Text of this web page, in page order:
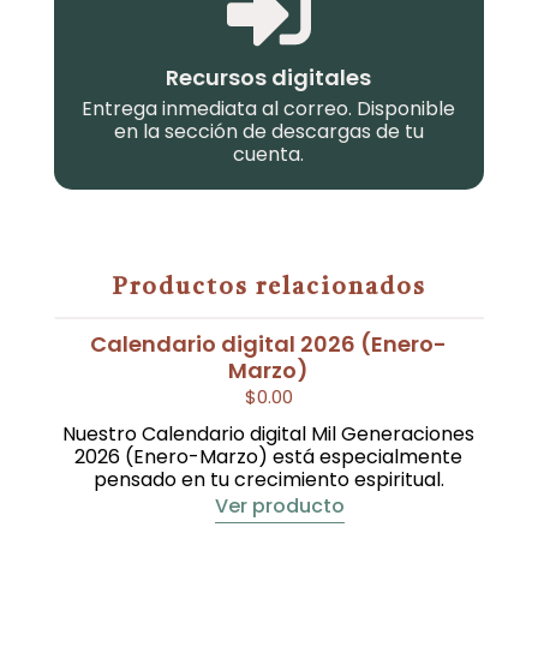
Recursos digitales
Entrega inmediata al correo. Disponible
en la sección de descargas de tu
cuenta.
Productos relacionados
Calendario digital 2026 (Enero-
Marzo)
$0.00
Nuestro Calendario digital Mil Generaciones
2026 (Enero-Marzo) está especialmente
pensado en tu crecimiento espiritual.
Ver producto